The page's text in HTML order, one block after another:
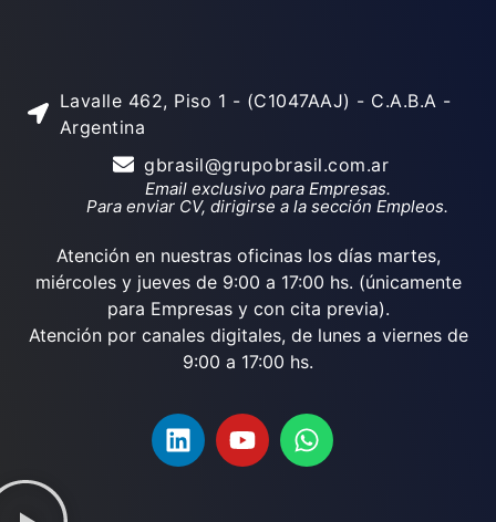
Lavalle 462, Piso 1 - (C1047AAJ) - C.A.B.A -
Argentina
gbrasil@grupobrasil.com.ar
Email exclusivo para Empresas.
Para enviar CV, dirigirse a la sección Empleos.
Atención en nuestras oficinas los días martes,
miércoles y jueves de 9:00 a 17:00 hs. (únicamente
para Empresas y con cita previa).
Atención por canales digitales, de lunes a viernes de
9:00 a 17:00 hs.